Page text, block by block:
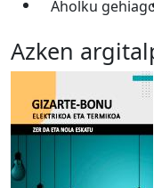
Aholku
Azken